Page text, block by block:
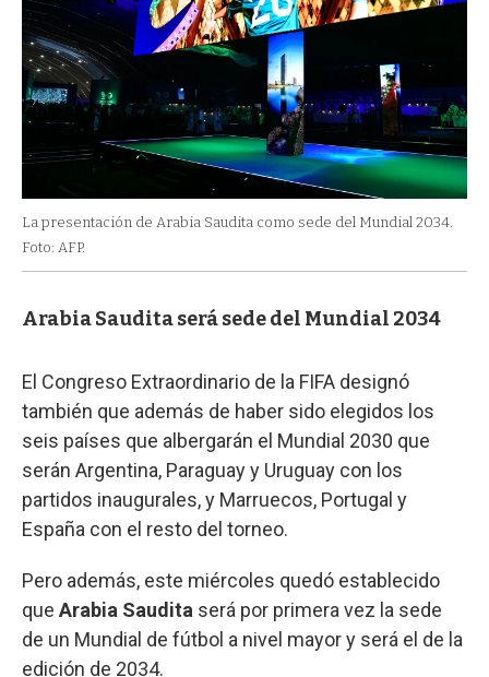
La presentación de Arabia Saudita como sede del Mundial 2034.
Foto: AFP.
Arabia Saudita será sede del Mundial 2034
El Congreso Extraordinario de la FIFA designó
también que además de haber sido elegidos los
seis países que albergarán el Mundial 2030 que
serán Argentina, Paraguay y Uruguay con los
partidos inaugurales, y Marruecos, Portugal y
España con el resto del torneo.
Pero además, este miércoles quedó establecido
que Arabia Saudita será por primera vez la sede
de un Mundial de fútbol a nivel mayor y será el de la
edición de 2034.